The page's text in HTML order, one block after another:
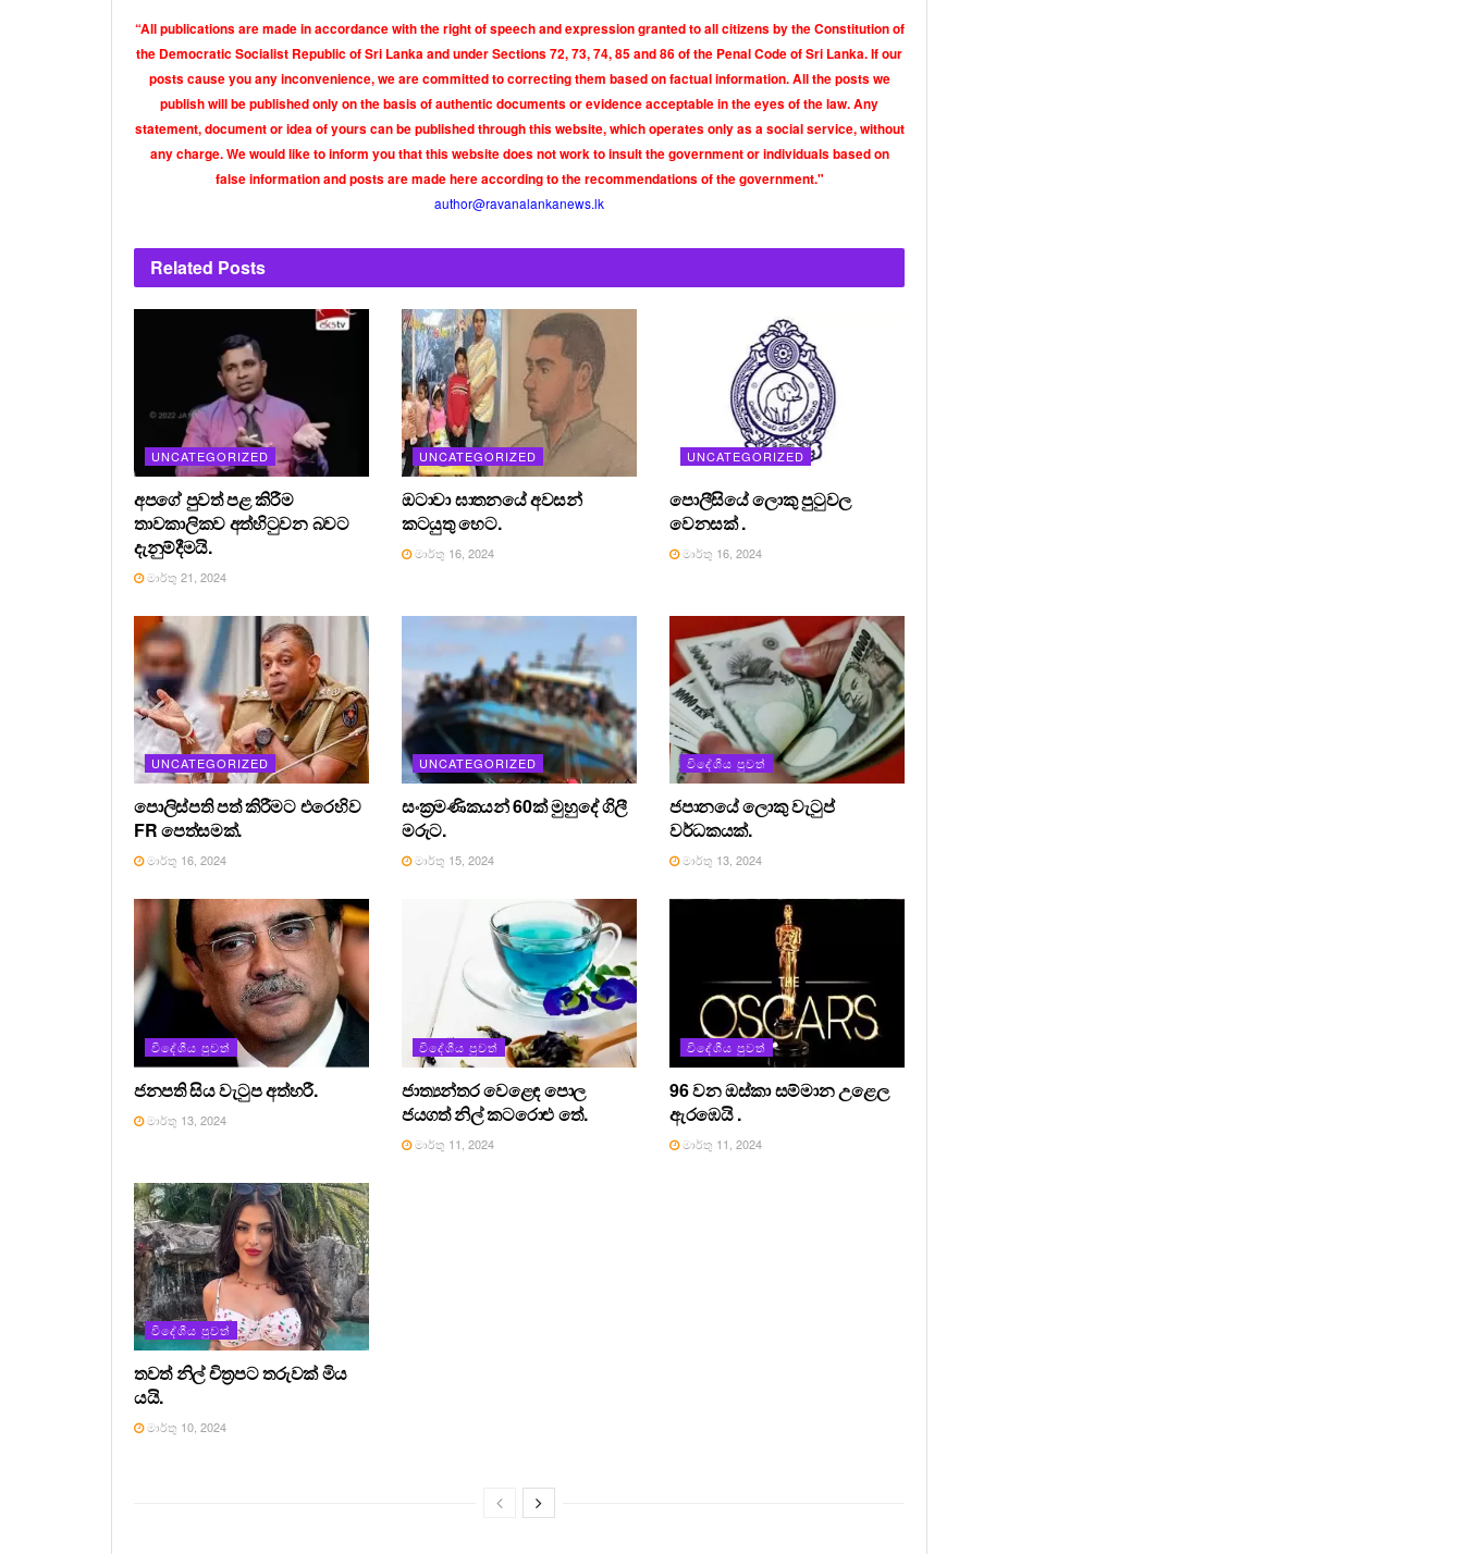
“All publications are made in accordance with the right of speech and expression granted to all citizens by the Constitution of
the Democratic Socialist Republic of Sri Lanka and under Sections 72, 73, 74, 85 and 86 of the Penal Code of Sri Lanka. If our
posts cause you any inconvenience, we are committed to correcting them based on factual information. All the posts we
publish will be published only on the basis of authentic documents or evidence acceptable in the eyes of the law. Any
statement, document or idea of yours can be published through this website, which operates only as a social service, without
any charge. We would like to inform you that this website does not work to insult the government or individuals based on
false information and posts are made here according to the recommendations of the government."
author@ravanalankanews.lk
Related Posts
UNCATEGORIZED
අපගේ පුවත් පළ කිරීම
තාවකාලිකව අත්හිටුවන බවට
දැනුම්දීමයි.
මාර්තු 21, 2024
UNCATEGORIZED
ඔටාවා ඝාතනයේ අවසන්
කටයුතු හෙට.
මාර්තු 16, 2024
UNCATEGORIZED
පොලීසියේ ලොකු පුටුවල
වෙනසක් .
මාර්තු 16, 2024
UNCATEGORIZED
පොලිස්පති පත් කිරීමට එරෙහිව
FR පෙත්සමක්.
මාර්තු 16, 2024
UNCATEGORIZED
සංක්‍රමණිකයන් 60ක් මුහුදේ ගිලී
මරුට.
මාර්තු 15, 2024
විදේශීය පුවත්
ජපානයේ ලොකු වැටුප්
වර්ධකයක්.
මාර්තු 13, 2024
විදේශීය පුවත්
ජනපති සිය වැටුප අත්හරී.
මාර්තු 13, 2024
විදේශීය පුවත්
ජාත්‍යන්තර වෙළෙඳ පොල
ජයගත් නිල් කටරොළු තේ.
මාර්තු 11, 2024
විදේශීය පුවත්
96 වන ඔස්කා සම්මාන උළෙල
ඇරඹෙයි .
මාර්තු 11, 2024
විදේශීය පුවත්
තවත් නිල් චිත්‍රපට තරුවක් මිය
යයි.
මාර්තු 10, 2024